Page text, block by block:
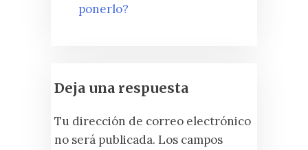
ponerlo?
Deja una respuesta
Tu dirección de correo electrónico
no será publicada. Los campos